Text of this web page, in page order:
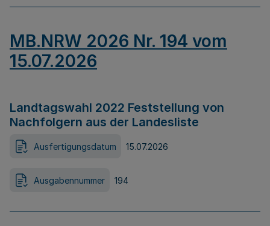
MB.NRW 2026 Nr. 194 vom
15.07.2026
Landtagswahl 2022 Feststellung von
Nachfolgern aus der Landesliste
Ausfertigungsdatum 15.07.2026
Ausgabennummer 194